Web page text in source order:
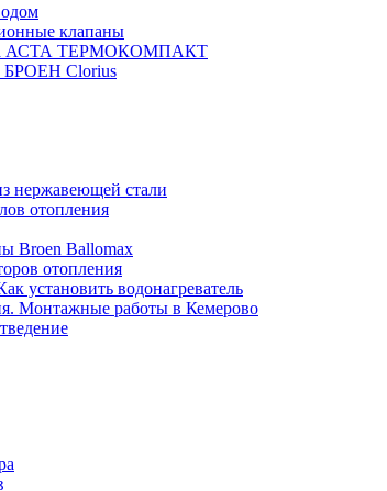
клапаны
АСТА ТЕРМОКОМПАКТ
БРОЕН Clorius
нержавеющей стали
отопления
Broen Ballomax
отопления
установить водонагреватель
Монтажные работы в Кемерово